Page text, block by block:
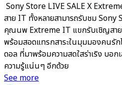
Sony Store LIVE SALE X
สาย IT ทั้งหลายสามารถรับชม
คุณนพ Extreme IT แขกรับเชิญสาย
พร้อมสอดแทรกสาระในมุมมองคนรัก
ดอล ที่มาพร้อมความสดใสร่าเริง บ
ความรู้แน่นๆ อีกด้วย
See more